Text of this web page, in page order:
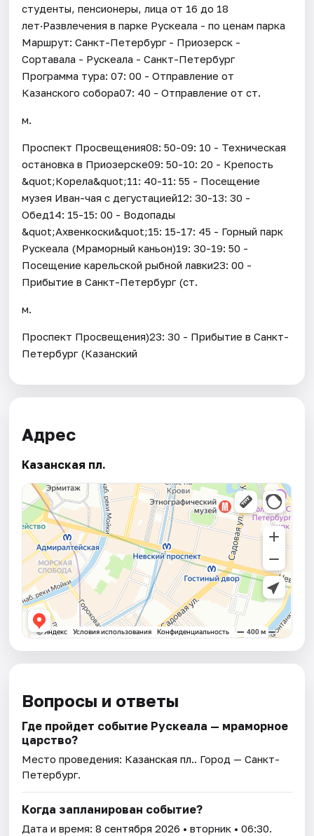
студенты, пенсионеры, лица от 16 до 18
лет·Развлечения в парке Рускеала - по ценам парка
Маршрут: Санкт-Петербург - Приозерск -
Сортавала - Рускеала - Санкт-Петербург
Программа тура: 07: 00 - Отправление от
Казанского собора07: 40 - Отправление от ст.
м.
Проспект Просвещения08: 50-09: 10 - Техническая
остановка в Приозерске09: 50-10: 20 - Крепость
&quot;Корела&quot;11: 40-11: 55 - Посещение
музея Иван-чая с дегустацией12: 30-13: 30 -
Обед14: 15-15: 00 - Водопады
&quot;Ахвенкоски&quot;15: 15-17: 45 - Горный парк
Рускеала (Мраморный каньон)19: 30-19: 50 -
Посещение карельской рыбной лавки23: 00 -
Прибытие в Санкт-Петербург (ст.
м.
Проспект Просвещения)23: 30 - Прибытие в Санкт-
Петербург (Казанский
Адрес
Казанская пл.
Вопросы и ответы
Где пройдет событие Рускеала — мраморное
царство?
Место проведения: Казанская пл.. Город — Санкт-
Петербург.
Когда запланирован событие?
Дата и время:8 сентября 2026 • вторник • 06:30.